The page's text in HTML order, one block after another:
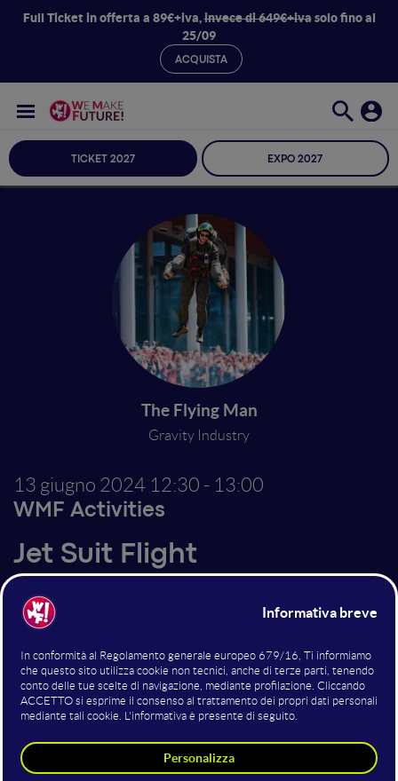
Full Ticket in offerta a 89€+iva,invece di 649€+ivasolo fino al
25/09
ACQUISTA
TICKET 2027 EXPO 2027
The Flying Man
Gravity Industry
13 giugno 2024 12:30 - 13:00
WMF Activities
Jet Suit Flight
Experience first hand the ultimate freedom of true
flight by attending the amazing flight led by Gravity's
Altri interventi nella sala WMF
Activities